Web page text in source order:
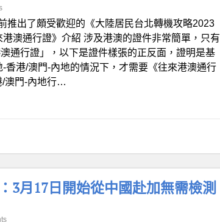
推出了頗受歡迎的《大陸居民台北轉機攻略2023
澳通行證》介紹 涉及港澳的證件非常簡單，只有
通行證」，以下是證件樣張的正反面，證明是基
港/澳門-內地的情況下，才需要《往來港澳通行
/澳門-內地行…
3月17日開始從中國赴加無需檢測